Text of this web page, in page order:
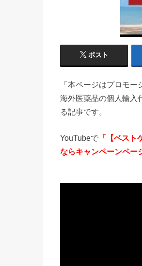
ポスト
「本ページはプロモー
海外医薬品の個人輸入
る記事です。
YouTubeで 「【ベス
ならキャンペーンペー